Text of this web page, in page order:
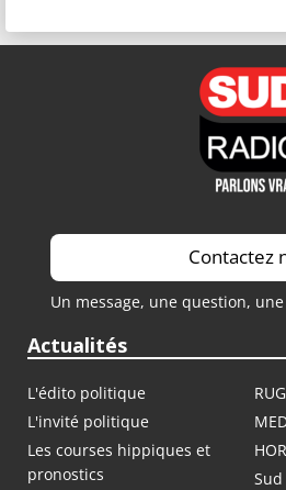
Contactez
Un message, une question,
Actualités
L'édito politique
L'invité politique
Les courses hippiques et
pronostics